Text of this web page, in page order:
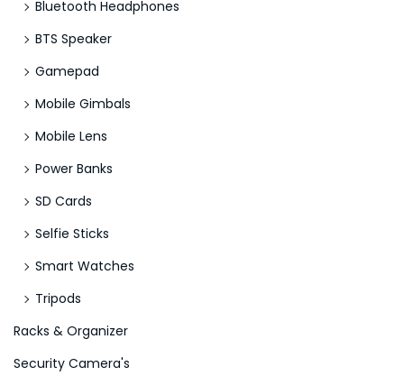
Bluetooth Headphones
BTS Speaker
Gamepad
Mobile Gimbals
Mobile Lens
Power Banks
SD Cards
Selfie Sticks
Smart Watches
Tripods
Racks & Organizer
Security Camera's